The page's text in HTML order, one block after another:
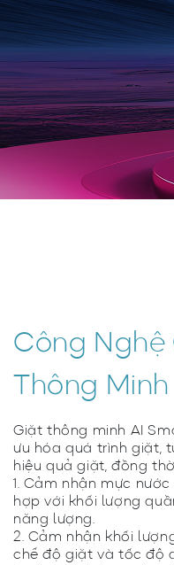
Công Nghệ
Thông Minh
Giặt thông minh AI
ưu hóa quá trình giặt,
hiệu quả giặt, đồng
1. Cảm nhận mực
hợp với khối lượng
năng lượng.
2. Cảm nhận khối
chế độ giặt và tốc độ